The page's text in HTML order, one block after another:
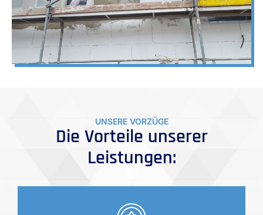
UNSERE VORZÜGE
Die Vorteile unserer
Leistungen: